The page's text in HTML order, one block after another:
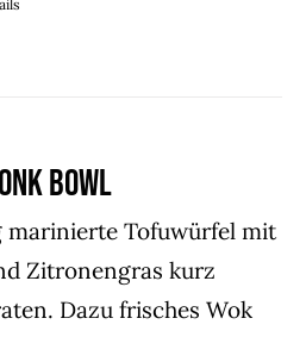
BOWL
marinierte Tofuwürfel mit
Zitronengras kurz
Dazu frisches Wok